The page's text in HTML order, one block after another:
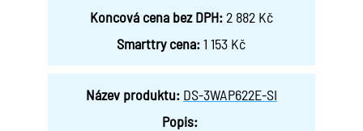
Koncová cena bez DPH:2 882 Kč
Smarttry cena:1 153 Kč
Název produktu: DS-3WAP622E-SI
Popis: